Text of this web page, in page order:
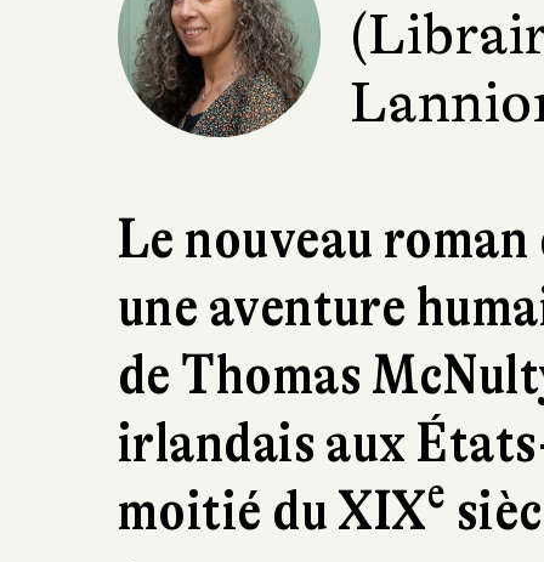
Le nouveau
une aventure
de Thomas
irlandais aux
moitié du XIXe